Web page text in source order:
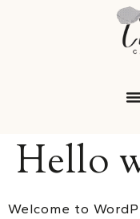
Hello
Welcome to